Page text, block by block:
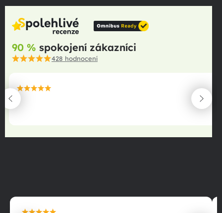
90 % spokojení zákazníci
428 hodnocení
maximální spokojenost
22.06.2025